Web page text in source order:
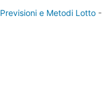
Previsioni e Metodi Lotto -